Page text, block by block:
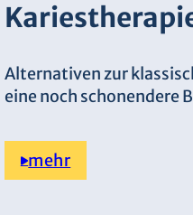
Alternativen zur
eine noch schonendere
mehr